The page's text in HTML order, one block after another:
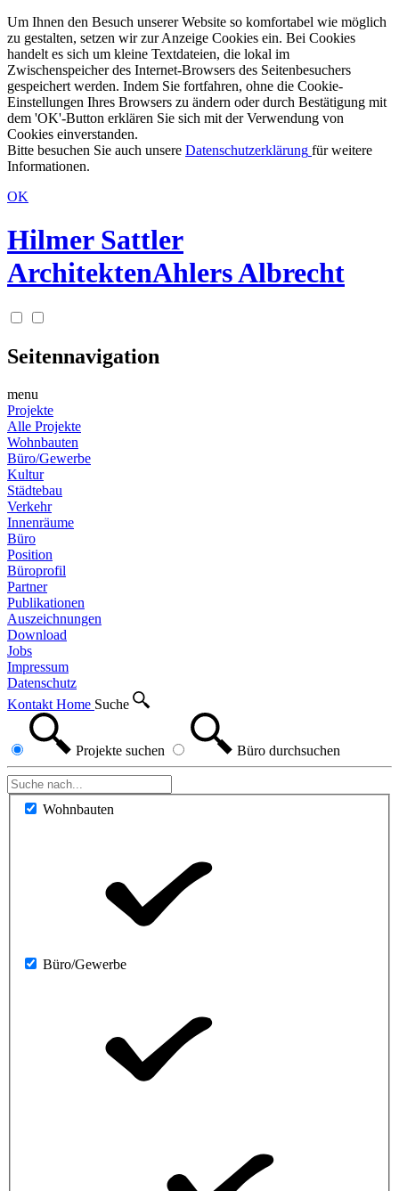
Um Ihnen den Besuch unserer Website so komfortabel wie möglich
zu gestalten, setzen wir zur Anzeige Cookies ein. Bei Cookies
handelt es sich um kleine Textdateien, die lokal im
Zwischenspeicher des Internet-Browsers des Seitenbesuchers
gespeichert werden. Indem Sie fortfahren, ohne die Cookie-
Einstellungen Ihres Browsers zu ändern oder durch Bestätigung mit
dem 'OK'-Button erklären Sie sich mit der Verwendung von
Cookies einverstanden.
Bitte besuchen Sie auch unsere Datenschutzerklärung für weitere
Informationen.
OK
Hilmer Sattler
ArchitektenAhlers Albrecht
Seitennavigation
menu
Projekte
Alle Projekte
Wohnbauten
Büro/Gewerbe
Kultur
Städtebau
Verkehr
Innenräume
Büro
Position
Büroprofil
Partner
Publikationen
Auszeichnungen
Download
Jobs
Impressum
Datenschutz
Kontakt Home Suche
Projekte suchen Büro durchsuchen
Wohnbauten
Büro/Gewerbe